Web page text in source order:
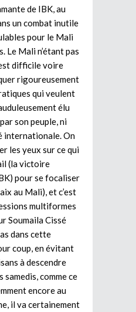
de IBK, au
un combat inutile
pour le Mali
Le Mali n’étant pas
difficile voire
rigoureusement
qui veulent
élu
son peuple, ni
internationale. On
les yeux sur ce qui
(la victoire
pour se focaliser
au Mali), et c’est
multiformes
Soumaila Cissé
dans cette
coup, en évitant
à descendre
samedis, comme ce
encore au
il va certainement